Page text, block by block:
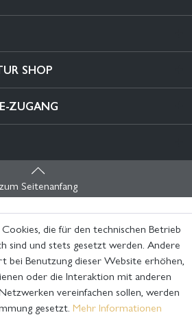
SHOP
ZUGANG
zum Seitenanfang
die für den technischen Betrieb
sind und stets gesetzt werden. Andere
bei Benutzung dieser Website erhöhen,
oder die Interaktion mit anderen
vereinfachen sollen, werden
gesetzt. Mehr Informationen